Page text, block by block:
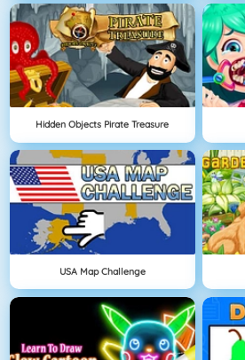
Hidden Objects Pirate Treasure
USA Map Challenge